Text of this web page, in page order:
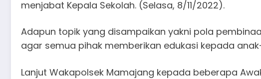
menjabat Kepala Sekolah. (Selasa, 8/11/2022).
Adapun topik yang disampaikan yakni pola
agar semua pihak memberikan edukasi kepada anak-
Lanjut Wakapolsek Mamajang kepada beberapa